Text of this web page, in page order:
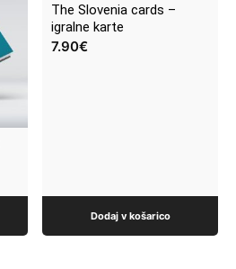
The Slovenia cards –
igralne karte
7.90€
Dodaj v košarico